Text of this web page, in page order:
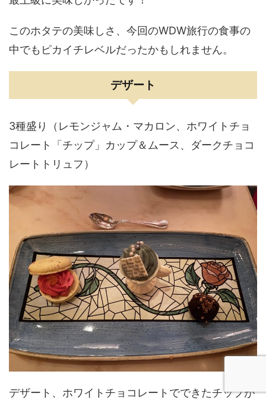
このホタテの美味しさ、今回のWDW旅行の食事の
中でもピカイチレベルだったかもしれません。
デザート
3種盛り（レモンジャム・マカロン、ホワイトチョ
コレート「チップ」カップ＆ムース、ダークチョコ
レートトリュフ）
デザート、ホワイトチョコレートでできたチップが